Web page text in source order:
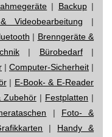
| Backup|
Videobearbeitung |
| Brenngeräte &
| Bürobedarf|
| Computer-Sicherheit |
| E-Book- & E-Reader
Zubehör| Festplatten |
| Foto- &
| Handy &